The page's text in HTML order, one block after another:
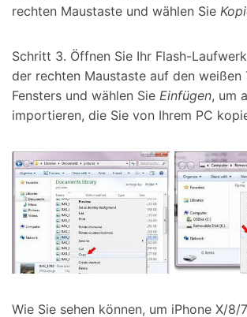
rechten Maustaste und wählen Sie
Schritt 3. Öffnen Sie Ihr Flash-
der rechten Maustaste auf den weißen
Fensters und wählen Sie Einfügen, um
importieren, die Sie von Ihrem PC
Wie Sie sehen können, um iPhone X/8/